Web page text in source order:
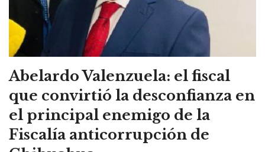
Abelardo Valenzuela: el fiscal
que convirtió la desconfianza en
el principal enemigo de la
Fiscalía anticorrupción de